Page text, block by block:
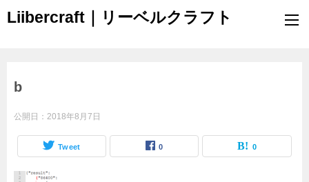
Liibercraft｜リーベルクラフト
b
公開日： 2018年8月7日
Tweet 0 0